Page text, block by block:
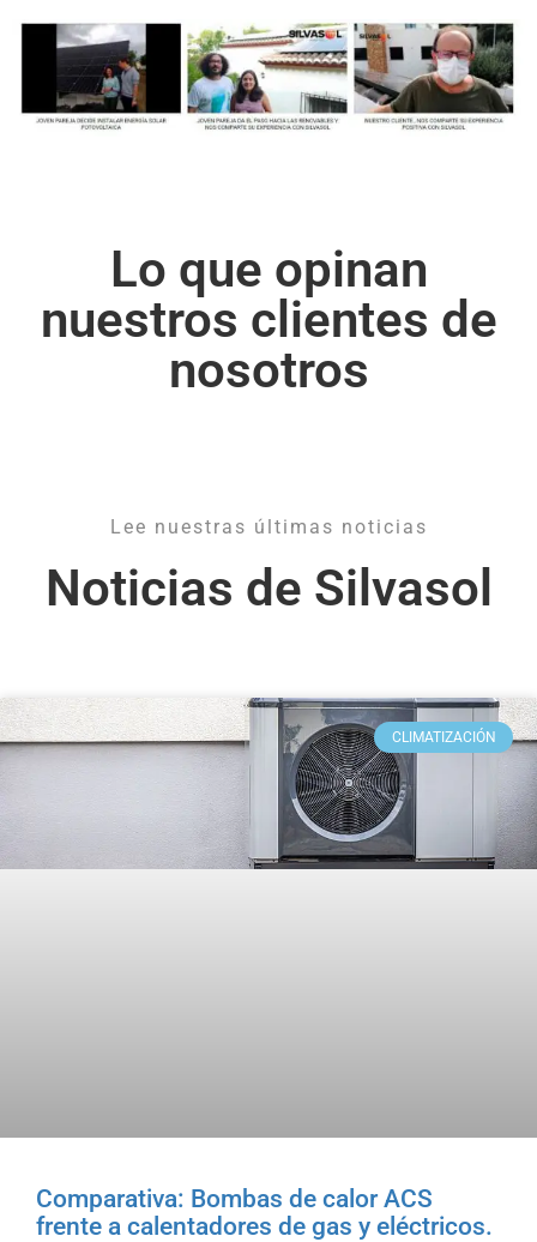
Lo que opinan
nuestros clientes de
nosotros
Lee nuestras últimas noticias
Noticias de Silvasol
CLIMATIZACIÓN
Comparativa: Bombas de calor ACS
frente a calentadores de gas y eléctricos.